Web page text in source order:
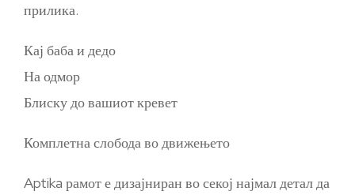
прилика.
Кај баба и дедо
На одмор
Блиску до вашиот кревет
Комплетна слобода во движењето
Aptika рамот е дизајниран во секој најмал детал да